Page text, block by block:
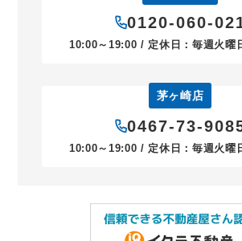
0120-060-
10:00～19:00 / 定休日：毎週火曜
茅ヶ崎店
0467-73-
10:00～19:00 / 定休日：毎週火曜